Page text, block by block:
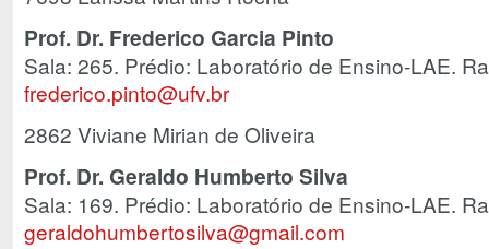
Prof. Dr. Frederico Garcia Pinto
Sala: 265. Prédio: Laboratório de Ensino-LAE.
frederico.pinto@ufv.br
2862 Viviane Mirian de Oliveira
Prof. Dr. Geraldo Humberto Silva
Sala: 169. Prédio: Laboratório de Ensino-LAE.
geraldohumbertosilva@gmail.com